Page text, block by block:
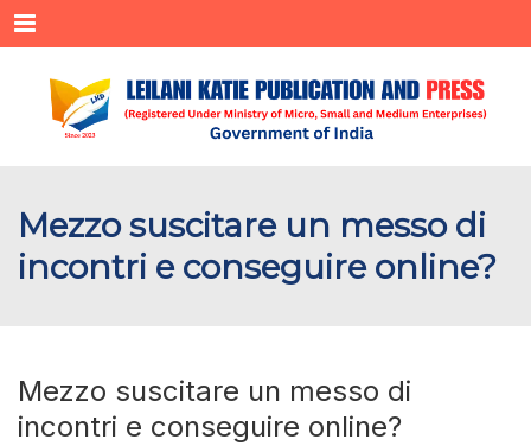
Menu
Mezzo suscitare un messo di
incontri e conseguire online?
Mezzo suscitare un messo di
incontri e conseguire online?